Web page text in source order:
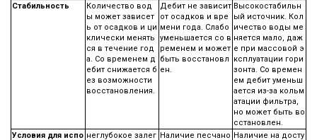
Стабильность
Количество вод
ы может зависет
ь от осадков и ци
клически менять
ся в течение год
а. Со временем д
ебит снижается б
ез возможности
восстановления.
Дебит не зависит
от осадков и вре
мени года. Слабо
уменьшается со в
ременем и может
быть восстановл
ен.
Высокостабильн
ый источник. Кол
ичество воды ме
няется мало, даж
е при массовой э
ксплуатации гори
зонта. Со времен
ем дебит уменьш
ается из-за кольм
атации фильтра,
но может быть во
сстановлен.
Условия для испо неглубокое залег Наличие песчано Наличие на досту